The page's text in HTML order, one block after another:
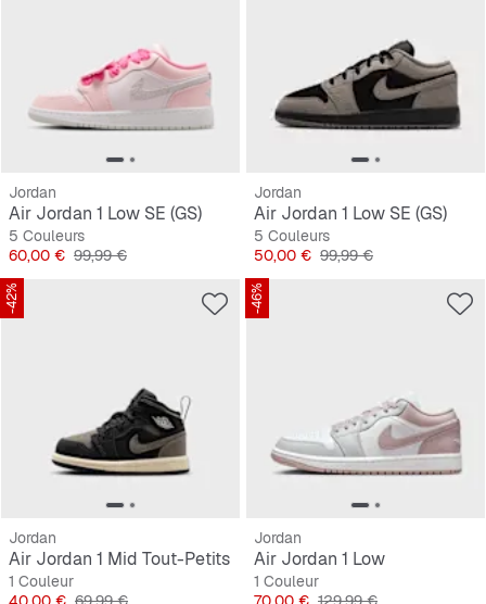
Jordan
Air Jordan 1 Low SE (GS)
5 Couleurs
Prix
60,00 € Prix original
99,99 €
Jordan
Air Jordan 1 Low SE (GS)
5 Couleurs
Prix
50,00 € Prix original
99,99 €
-42%
Jordan
Air Jordan 1 Mid Tout-Petits
1 Couleur
Prix
Prix original
-46%
Jordan
Air Jordan 1 Low
1 Couleur
Prix
Prix original